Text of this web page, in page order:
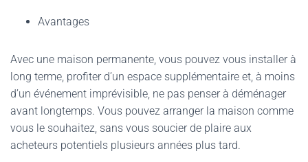
Avantages
Avec une maison permanente, vous pouvez vous installer à
long terme, profiter d’un espace supplémentaire et, à moins
d’un événement imprévisible, ne pas penser à déménager
avant longtemps. Vous pouvez arranger la maison comme
vous le souhaitez, sans vous soucier de plaire aux
acheteurs potentiels plusieurs années plus tard.